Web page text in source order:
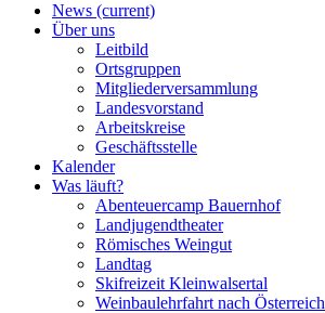
News (current)
Über uns
Leitbild
Ortsgruppen
Mitgliederversammlung
Landesvorstand
Arbeitskreise
Geschäftsstelle
Kalender
Was läuft?
Abenteuercamp Bauernhof
Landjugendtheater
Römisches Weingut
Landtag
Skifreizeit Kleinwalsertal
Weinbaulehrfahrt nach Österreich